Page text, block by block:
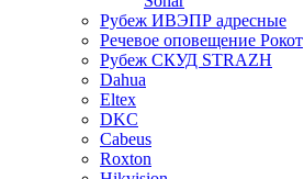
Рубеж ИВЭПР адресные
Речевое оповещение Рокот
Рубеж СКУД STRAZH
Dahua
Eltex
DKC
Cabeus
Roxton